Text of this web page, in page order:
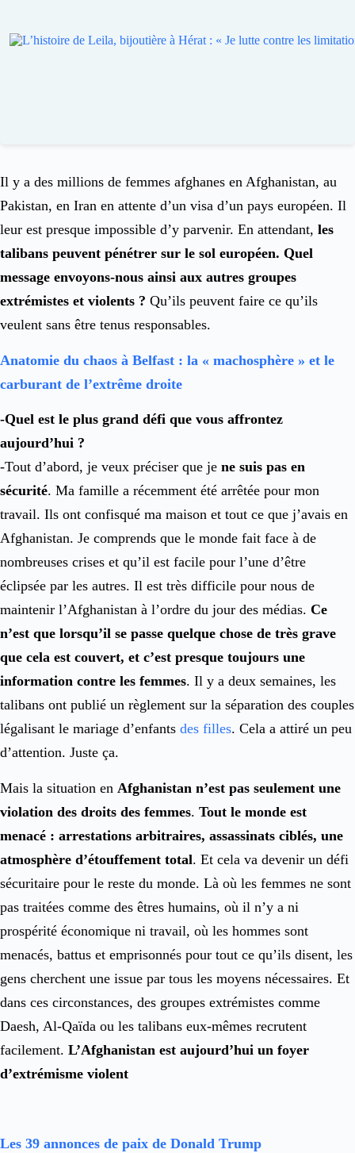
Il y a des millions de femmes afghanes en Afghanistan, au
Pakistan, en Iran en attente d’un visa d’un pays européen. Il
leur est presque impossible d’y parvenir. En attendant, les
talibans peuvent pénétrer sur le sol européen. Quel
message envoyons-nous ainsi aux autres groupes
extrémistes et violents ? Qu’ils peuvent faire ce qu’ils
veulent sans être tenus responsables.
Anatomie du chaos à Belfast : la « machosphère » et le
carburant de l’extrême droite
-Quel est le plus grand défi que vous affrontez
aujourd’hui ?
-Tout d’abord, je veux préciser que je ne suis pas en
sécurité. Ma famille a récemment été arrêtée pour mon
travail. Ils ont confisqué ma maison et tout ce que j’avais en
Afghanistan. Je comprends que le monde fait face à de
nombreuses crises et qu’il est facile pour l’une d’être
éclipsée par les autres. Il est très difficile pour nous de
maintenir l’Afghanistan à l’ordre du jour des médias. Ce
n’est que lorsqu’il se passe quelque chose de très grave
que cela est couvert, et c’est presque toujours une
information contre les femmes. Il y a deux semaines, les
talibans ont publié un règlement sur la séparation des couples
légalisant le mariage d’enfants des filles. Cela a attiré un peu
d’attention. Juste ça.
Mais la situation en Afghanistan n’est pas seulement une
violation des droits des femmes. Tout le monde est
menacé : arrestations arbitraires, assassinats ciblés, une
atmosphère d’étouffement total. Et cela va devenir un défi
sécuritaire pour le reste du monde. Là où les femmes ne sont
pas traitées comme des êtres humains, où il n’y a ni
prospérité économique ni travail, où les hommes sont
menacés, battus et emprisonnés pour tout ce qu’ils disent, les
gens cherchent une issue par tous les moyens nécessaires. Et
dans ces circonstances, des groupes extrémistes comme
Daesh, Al-Qaïda ou les talibans eux-mêmes recrutent
facilement. L’Afghanistan est aujourd’hui un foyer
d’extrémisme violent
Les 39 annonces de paix de Donald Trump